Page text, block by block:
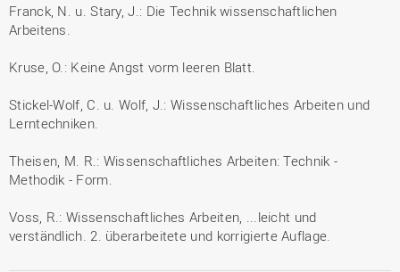
Franck, N. u. Stary, J.: Die Technik wissenschaftlichen
Arbeitens.
Kruse, O.: Keine Angst vorm leeren Blatt.
Stickel-Wolf, C. u. Wolf, J.: Wissenschaftliches Arbeiten und
Lerntechniken.
Theisen, M. R.: Wissenschaftliches Arbeiten: Technik -
Methodik - Form.
Voss, R.: Wissenschaftliches Arbeiten, ...leicht und
verständlich. 2. überarbeitete und korrigierte Auflage.